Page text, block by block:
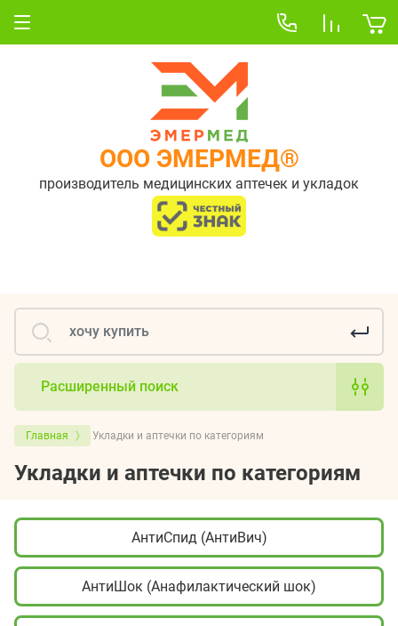
ООО ЭМЕРМЕД®
производитель медицинских аптечек и укладок
Расширенный поиск
Главная Укладки и аптечки по категориям
Укладки и аптечки по категориям
АнтиСпид (АнтиВич)
АнтиШок (Анафилактический шок)